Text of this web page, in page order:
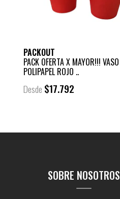
PACKOUT
PACK OFERTA X MAYOR!!! VASO
POLIPAPEL ROJO ..
Desde $17.792
SOBRE NOSOTROS